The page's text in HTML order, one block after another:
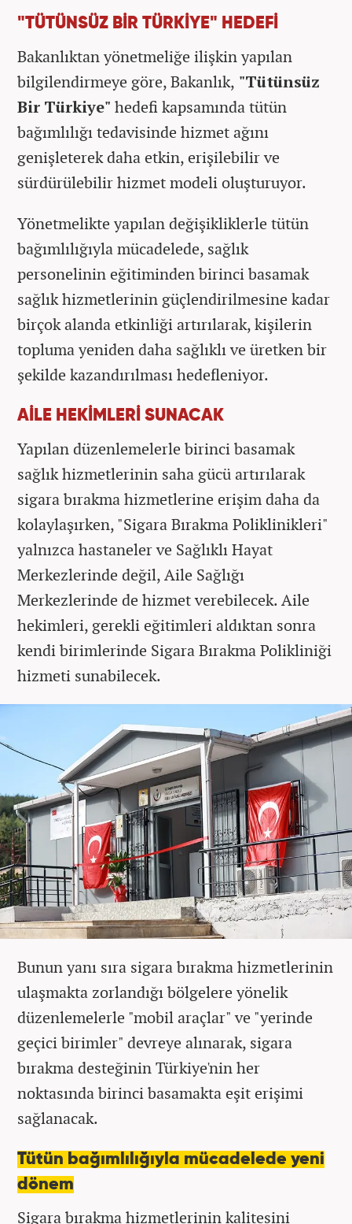
"TÜTÜNSÜZ BİR TÜRKİYE" HEDEFİ
Bakanlıktan yönetmeliğe ilişkin yapılan
bilgilendirmeye göre, Bakanlık, "Tütünsüz
Bir Türkiye" hedefi kapsamında tütün
bağımlılığı tedavisinde hizmet ağını
genişleterek daha etkin, erişilebilir ve
sürdürülebilir hizmet modeli oluşturuyor.
Yönetmelikte yapılan değişikliklerle tütün
bağımlılığıyla mücadelede, sağlık
personelinin eğitiminden birinci basamak
sağlık hizmetlerinin güçlendirilmesine kadar
birçok alanda etkinliği artırılarak, kişilerin
topluma yeniden daha sağlıklı ve üretken bir
şekilde kazandırılması hedefleniyor.
AİLE HEKİMLERİ SUNACAK
Yapılan düzenlemelerle birinci basamak
sağlık hizmetlerinin saha gücü artırılarak
sigara bırakma hizmetlerine erişim daha da
kolaylaşırken, "Sigara Bırakma Poliklinikleri"
yalnızca hastaneler ve Sağlıklı Hayat
Merkezlerinde değil, Aile Sağlığı
Merkezlerinde de hizmet verebilecek. Aile
hekimleri, gerekli eğitimleri aldıktan sonra
kendi birimlerinde Sigara Bırakma Polikliniği
hizmeti sunabilecek.
Bunun yanı sıra sigara bırakma hizmetlerinin
ulaşmakta zorlandığı bölgelere yönelik
düzenlemelerle "mobil araçlar" ve "yerinde
geçici birimler" devreye alınarak, sigara
bırakma desteğinin Türkiye'nin her
noktasında birinci basamakta eşit erişimi
sağlanacak.
Tütün bağımlılığıyla mücadelede yeni
dönem
Sigara bırakma hizmetlerinin kalitesini